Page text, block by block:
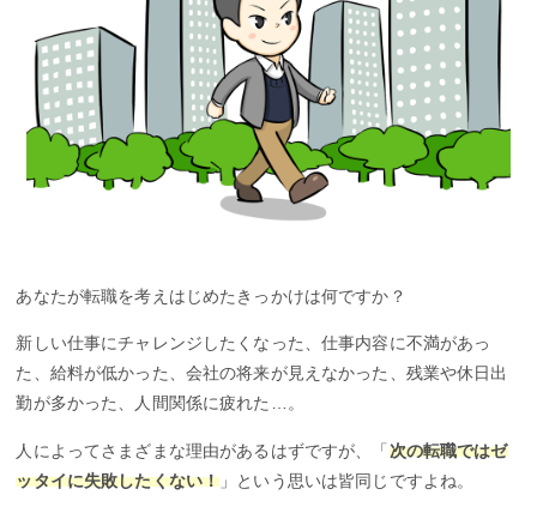
あなたが転職を考えはじめたきっかけは何ですか？
新しい仕事にチャレンジしたくなった、仕事内容に不満があっ
た、給料が低かった、会社の将来が見えなかった、残業や休日出
勤が多かった、人間関係に疲れた…。
人によってさまざまな理由があるはずですが、「次の転職ではゼ
ッタイに失敗したくない！ 」という思いは皆同じですよね。